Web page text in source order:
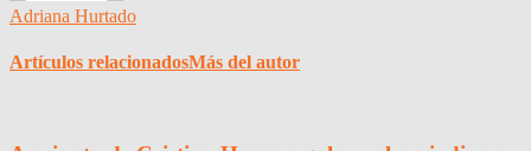
Adriana Hurtado
Artículos relacionadosMás del autor